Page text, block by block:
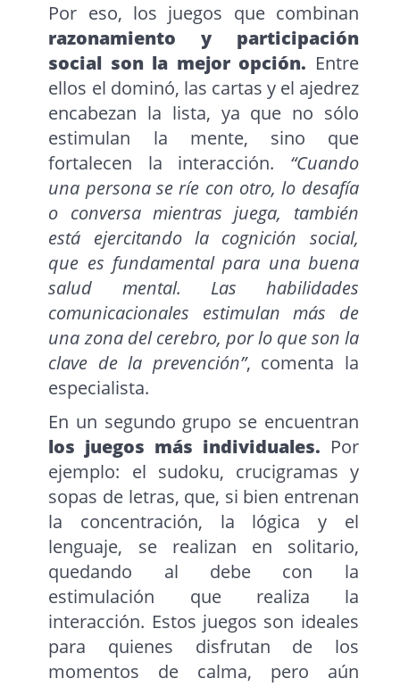
Por eso, los juegos que combinan
razonamiento y participación
social son la mejor opción. Entre
ellos el dominó, las cartas y el ajedrez
encabezan la lista, ya que no sólo
estimulan la mente, sino que
fortalecen la interacción. “Cuando
una persona se ríe con otro, lo desafía
o conversa mientras juega, también
está ejercitando la cognición social,
que es fundamental para una buena
salud mental. Las habilidades
comunicacionales estimulan más de
una zona del cerebro, por lo que son la
clave de la prevención”, comenta la
especialista.
En un segundo grupo se encuentran
los juegos más individuales. Por
ejemplo: el sudoku, crucigramas y
sopas de letras, que, si bien entrenan
la concentración, la lógica y el
lenguaje, se realizan en solitario,
quedando al debe con la
estimulación que realiza la
interacción. Estos juegos son ideales
para quienes disfrutan de los
momentos de calma, pero aún